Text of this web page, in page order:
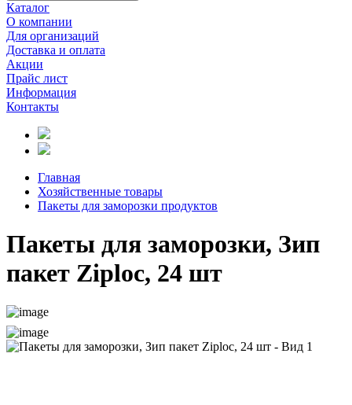
Каталог
О компании
Для организаций
Доставка и оплата
Акции
Прайс лист
Информация
Контакты
Главная
Хозяйственные товары
Пакеты для заморозки продуктов
Пакеты для заморозки, Зип
пакет Ziploc, 24 шт